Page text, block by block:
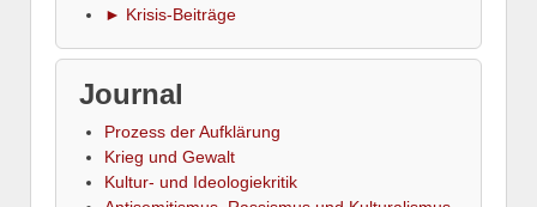
► Krisis-Beiträge
Journal
Prozess der Aufklärung
Krieg und Gewalt
Kultur- und Ideologiekritik